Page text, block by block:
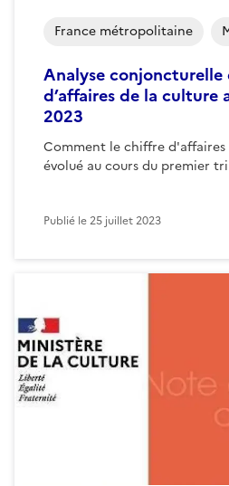
Analyse
d’affaires de la culture
2023
Comment le chiffre d'affaires
évolué au cours du premier
France métropolitaine
Publié le25 juillet 2023